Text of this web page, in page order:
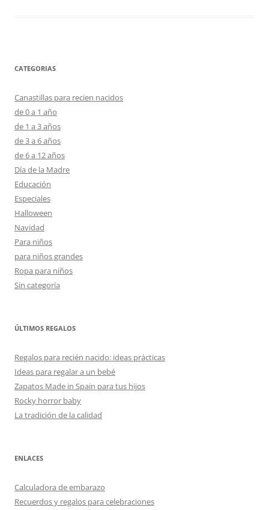
CATEGORIAS
Canastillas para recien nacidos
de 0 a 1 año
de 1 a 3 años
de 3 a 6 años
de 6 a 12 años
Día de la Madre
Educación
Especiales
Halloween
Navidad
Para niños
para niños grandes
Ropa para niños
Sin categoría
ÚLTIMOS REGALOS
Regalos para recién nacido: ideas prácticas
Ideas para regalar a un bebé
Zapatos Made in Spain para tus hijos
Rocky horror baby
La tradición de la calidad
ENLACES
Calculadora de embarazo
Recuerdos y regalos para celebraciones